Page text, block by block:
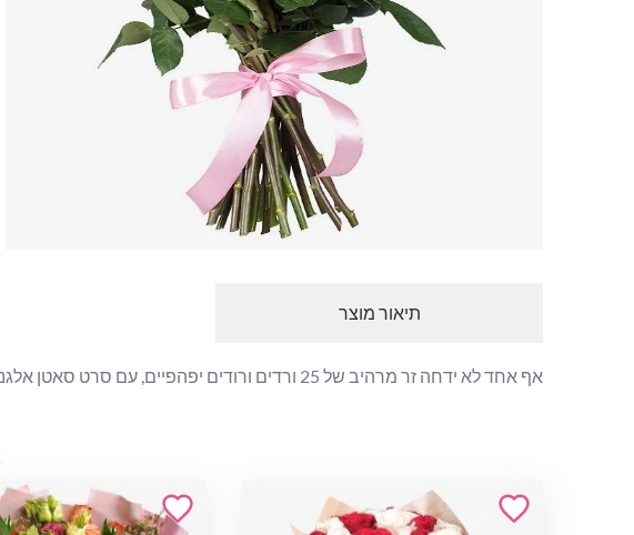
תיאור מוצר
אף אחד לא ידחה זר מרהיב של 25 ורדים ורודים יפהפיים, עם סרט סאטן אלגנטי. זר פרחים רומנטי כזה בטוח ישמח בכל אירוע.